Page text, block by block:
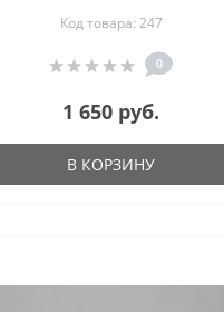
оникса, хаолита, цитрина в
вазе антик - цветы из камня
Код товара: 247
0
1 650 руб.
В КОРЗИНУ